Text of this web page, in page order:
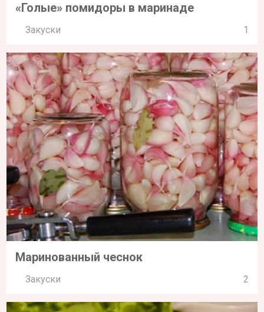
«Голые» помидоры в маринаде
Закуски 1
Маринованный чеснок
Закуски 2